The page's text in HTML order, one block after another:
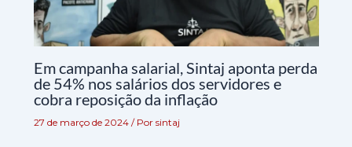
Em campanha salarial, Sintaj aponta perda
de 54% nos salários dos servidores e
cobra reposição da inflação
27 de março de 2024 / Por sintaj